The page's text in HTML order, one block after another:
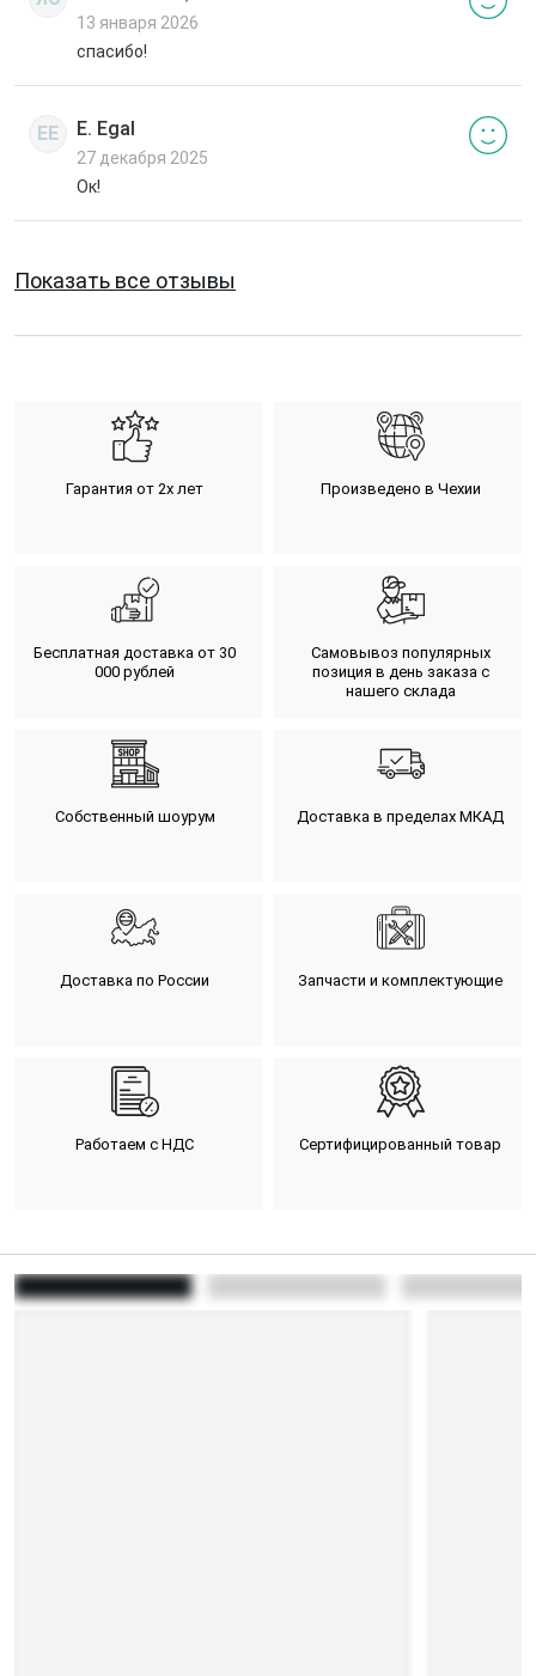
13 января 2026
спасибо!
EE E. Egal
27 декабря 2025
Ок!
Показать все отзывы
Гарантия от 2х лет Произведено в Чехии
Бесплатная доставка от 30
000 рублей
Самовывоз популярных
позиция в день заказа с
нашего склада
Собственный шоурум Доставка в пределах МКАД
Доставка по России Запчасти и комплектующие
Работаем с НДС Сертифицированный товар